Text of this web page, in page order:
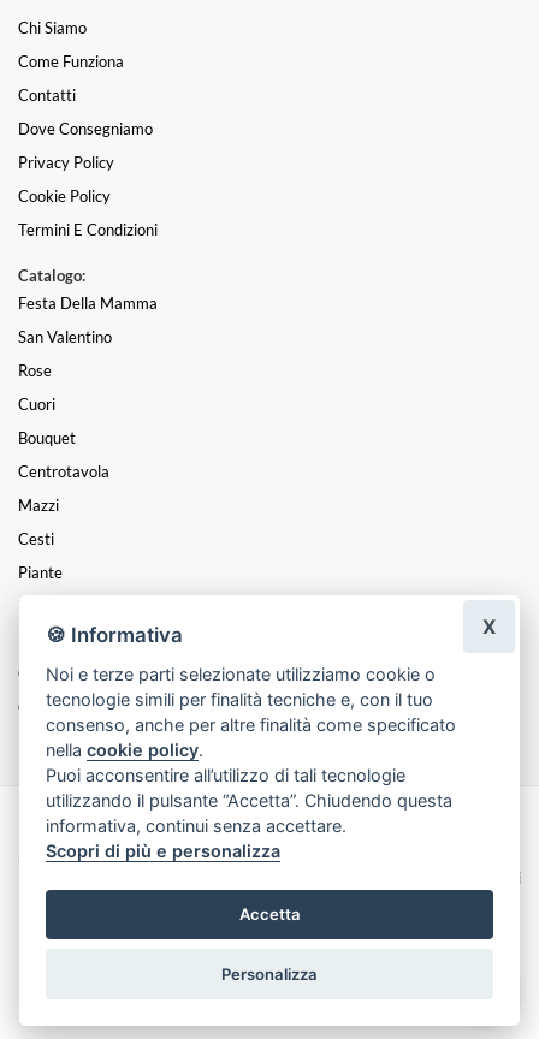
Chi Siamo
Come Funziona
Contatti
Dove Consegniamo
Privacy Policy
Cookie Policy
Termini E Condizioni
Catalogo:
Festa Della Mamma
San Valentino
Rose
Cuori
Bouquet
Centrotavola
Mazzi
Cesti
Piante
Funebre
PASQUA
Composizioni
Coroncine
Made with byInfoser.it- Realizzazione Siti ecommerce per Fioristi
2026
Termini e Condizioni
🍪 Informativa
Noi e terze parti selezionate utilizziamo cookie o
tecnologie simili per finalità tecniche e, con il tuo
consenso, anche per altre finalità come specificato
nellacookie policy.
Puoi acconsentire all’utilizzo di tali tecnologie
utilizzando il pulsante “Accetta”. Chiudendo questa
informativa, continui senza accettare.
Scopri di più e personalizza
Accetta
Personalizza
X